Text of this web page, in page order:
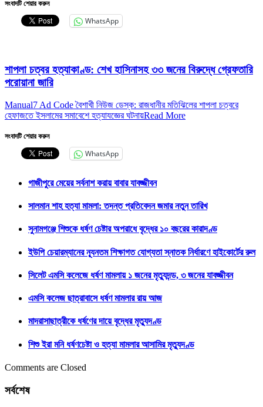
সংবাদটি শেয়ার করুন
WhatsApp
শাপলা চত্বর হত্যাকাণ্ড: শেখ হাসিনাসহ ৩৩ জনের বিরুদ্ধে গ্রেফতারি
পরোয়ানা জারি
Manual7 Ad Code বৈশাখী নিউজ ডেস্ক: রাজধানীর মতিঝিলের শাপলা চত্বরে
হেফাজতে ইসলামের সমাবেশে হত্যাযজ্ঞের ঘটনায়Read More
সংবাদটি শেয়ার করুন
WhatsApp
গাজীপুরে মেয়ের সর্বনাশ করায় বাবার যাবজ্জীবন
সালমান শাহ হত্যা মামলা: তদন্ত প্রতিবেদন জমার নতুন তারিখ
সুনামগঞ্জে শিশুকে ধর্ষণ চেষ্টার অপরাধে বৃদ্ধের ১০ বছরের কারাদণ্ড
ইউপি চেয়ারম্যানের ন্যূনতম শিক্ষাগত যোগ্যতা স্নাতক নির্ধারণে হাইকোর্টের রুল
সিলেট এমসি কলেজে ধর্ষণ মামলায় ১ জনের মৃত্যুদন্ড, ৩ জনের যাবজ্জীবন
এমসি কলেজ ছাত্রাবাসে ধর্ষণ মামলার রায় আজ
মাদরাসাছাত্রীকে ধর্ষণের দায়ে বৃদ্ধের মৃত্যুদণ্ড
শিশু ইরা মনি ধর্ষণচেষ্টা ও হত্যা মামলার আসামির মৃত্যুদণ্ড
Comments are Closed
সর্বশেষ